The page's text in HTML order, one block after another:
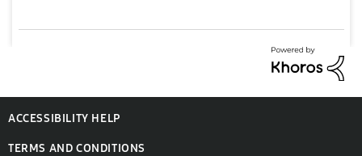
ACCESSIBILITY HELP
TERMS AND CONDITIONS